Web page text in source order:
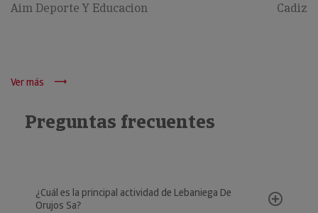
Aim Deporte Y Educacion Cadiz
Ver más
Preguntas frecuentes
¿Cuál es la principal actividad de Lebaniega De
Orujos Sa?